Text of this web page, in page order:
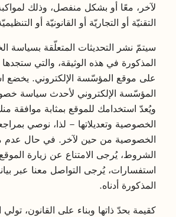
لآخر، معًا أو بشكل منفصل، وذلك
التقنيّة أو التجاريّة أو القانونيّة أو
سيتمّ نشر التحديثات المتعلّقة بسياسة
المذكورة في هذه الوثيقة، والتي ستجدها
على موقع المؤسّسة الإلكتروني. يخضع
المؤسّسة الإلكتروني لأحدث سياسة
ويُعدّ استخدامك للموقع بمثابة موافقة
الخصوصية وتعديلاتها – لذا، نوصي
الخصوصية من حين لآخر. في حال عدم
الشروط، يُرجى الامتناع عن زيارة
استفسارات، يُرجى التواصل معنا عبر
المذكورة أدناه.
كقيمة بحدّ ذاتها وبناء على القانون،